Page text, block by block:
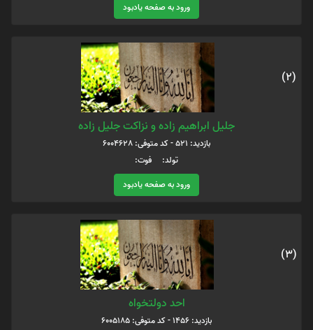
ورود به صفحه یادبود
(2)
جلیل ابراهیم زاده و نزاکت جلیل زاده
بازدید: 521 - کد متوفی: 6004628
تولد: فوت:
ورود به صفحه یادبود
(3)
احد دولتخواه
بازدید: 1456 - کد متوفی: 6005185